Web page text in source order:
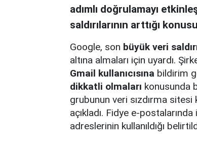
adımlı doğrulamayı
saldırılarının arttığı
Google, son büyük veri
altına almaları için uyardı.
Gmail kullanıcısına bildirim
dikkatli olmaları konusunda
grubunun veri sızdırma sitesi
açıkladı. Fidye e-postalarında
adreslerinin kullanıldığı